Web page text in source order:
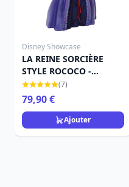
Disney Showcase
LA REINE SORCIÈRE
STYLE ROCOCO -
DISNEY SHOWCASE
HAUTE COUTURE
(7)
79,90 €
Ajouter